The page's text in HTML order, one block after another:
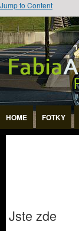
Jump to Content
HOME FOTKY
Jste zde